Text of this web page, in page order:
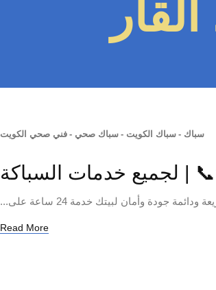
سباك - سباك الكويت - سباك صحي - فني صحي الكويت
جودة وأمان لبيتك خدمة 24 ساعة على...
Read More